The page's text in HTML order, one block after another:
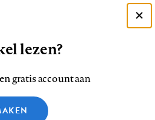
ons
Privacy
lezen?
gratis account aan